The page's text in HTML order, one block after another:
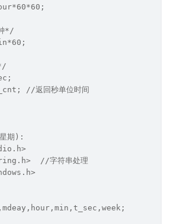
*/
//返回秒单位时间
期):
//字符串处理